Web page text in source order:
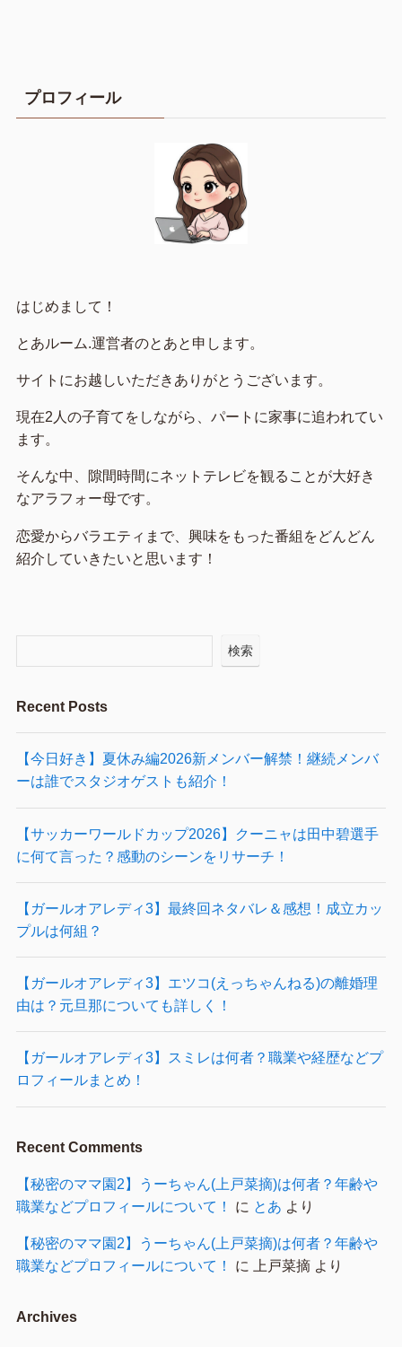
プロフィール
はじめまして！
とあルーム.運営者のとあと申します。
サイトにお越しいただきありがとうございます。
現在2人の子育てをしながら、パートに家事に追われてい
ます。
そんな中、隙間時間にネットテレビを観ることが大好き
なアラフォー母です。
恋愛からバラエティまで、興味をもった番組をどんどん
紹介していきたいと思います！
検索
Recent Posts
【今日好き】夏休み編2026新メンバー解禁！継続メンバ
ーは誰でスタジオゲストも紹介！
【サッカーワールドカップ2026】クーニャは田中碧選手
に何て言った？感動のシーンをリサーチ！
【ガールオアレディ3】最終回ネタバレ＆感想！成立カッ
プルは何組？
【ガールオアレディ3】エツコ(えっちゃんねる)の離婚理
由は？元旦那についても詳しく！
【ガールオアレディ3】スミレは何者？職業や経歴などプ
ロフィールまとめ！
Recent Comments
【秘密のママ園2】うーちゃん(上戸菜摘)は何者？年齢や
職業などプロフィールについて！
に とあ より
【秘密のママ園2】うーちゃん(上戸菜摘)は何者？年齢や
職業などプロフィールについて！
に 上戸菜摘より
Archives